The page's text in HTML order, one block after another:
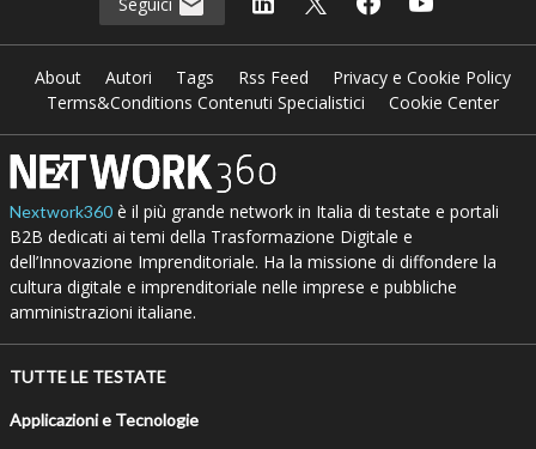
About Autori Tags Rss Feed
Privacy e Cookie Policy
Terms&Conditions Contenuti Specialistici
Cookie Center
Nextwork360è il più grande network in Italia di testate e portali
B2B dedicati ai temi della Trasformazione Digitale e
dell’Innovazione Imprenditoriale. Ha la missione di diffondere la
cultura digitale e imprenditoriale nelle imprese e pubbliche
amministrazioni italiane.
TUTTE LE TESTATE
Applicazioni e Tecnologie